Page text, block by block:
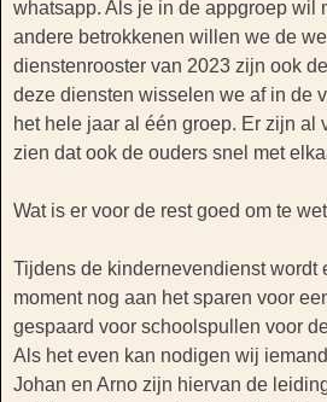
whatsapp. Als je in de appgroep wil
andere betrokkenen willen we de
dienstenrooster van 2023 zijn ook
deze diensten wisselen we af in de
het hele jaar al één groep. Er zijn
zien dat ook de ouders snel met
Wat is er voor de rest goed om te
Tijdens de kindernevendienst wordt
moment nog aan het sparen voor
gespaard voor schoolspullen voor
Als het even kan nodigen wij
Johan en Arno zijn hiervan de